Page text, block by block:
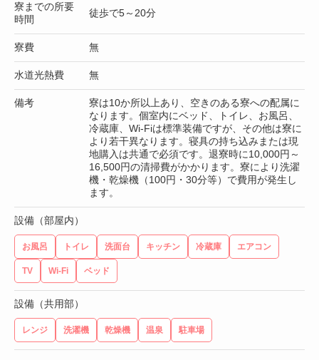
寮までの所要
時間
徒歩で5～20分
寮費 無
水道光熱費 無
備考
寮は10か所以上あり、空きのある寮への配属に
なります。個室内にベッド、トイレ、お風呂、
冷蔵庫、Wi-Fiは標準装備ですが、その他は寮に
より若干異なります。寝具の持ち込みまたは現
地購入は共通で必須です。退寮時に10,000円～
16,500円の清掃費がかかります。寮により洗濯
機・乾燥機（100円・30分等）で費用が発生し
ます。
設備（部屋内）
お風呂 トイレ 洗面台 キッチン 冷蔵庫 エアコン
TV Wi-Fi ベッド
設備（共用部）
レンジ 洗濯機 乾燥機 温泉 駐車場